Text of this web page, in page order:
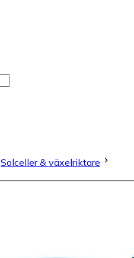
Solceller & växelriktare